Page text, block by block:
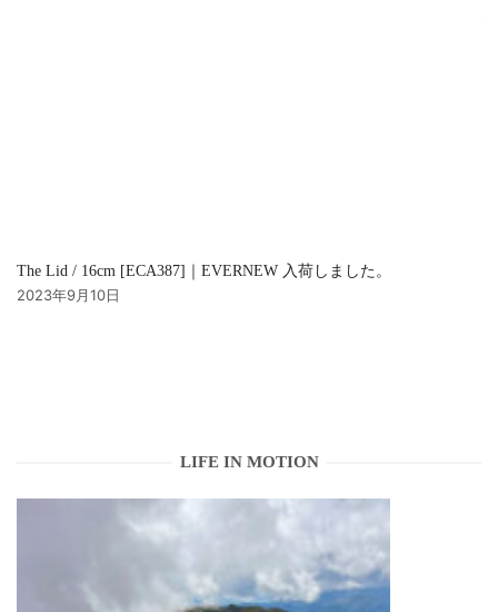
The Lid / 16cm [ECA387]｜EVERNEW 入荷しました。
2023年9月10日
LIFE IN MOTION